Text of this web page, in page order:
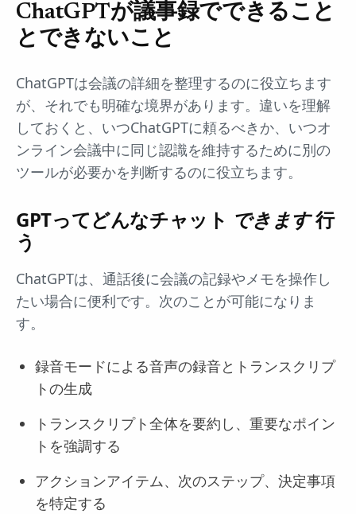
ChatGPTが議事録でできること
とできないこと
ChatGPTは会議の詳細を整理するのに役立ちます
が、それでも明確な境界があります。違いを理解
しておくと、いつChatGPTに頼るべきか、いつオ
ンライン会議中に同じ認識を維持するために別の
ツールが必要かを判断するのに役立ちます。
GPTってどんなチャット できます行
う
ChatGPTは、通話後に会議の記録やメモを操作し
たい場合に便利です。次のことが可能になりま
す。
録音モードによる音声の録音とトランスクリプ
トの生成
トランスクリプト全体を要約し、重要なポイン
トを強調する
アクションアイテム、次のステップ、決定事項
を特定する